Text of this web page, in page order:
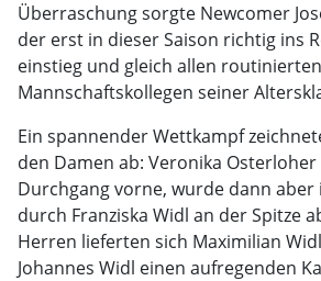
Überraschung sorgte Newcomer
der erst in dieser Saison richtig ins
einstieg und gleich allen routinierten
Mannschaftskollegen seiner
Ein spannender Wettkampf
den Damen ab: Veronika
Durchgang vorne, wurde dann aber
durch Franziska Widl an der Spitze
Herren lieferten sich Maximilian
Johannes Widl einen aufregenden